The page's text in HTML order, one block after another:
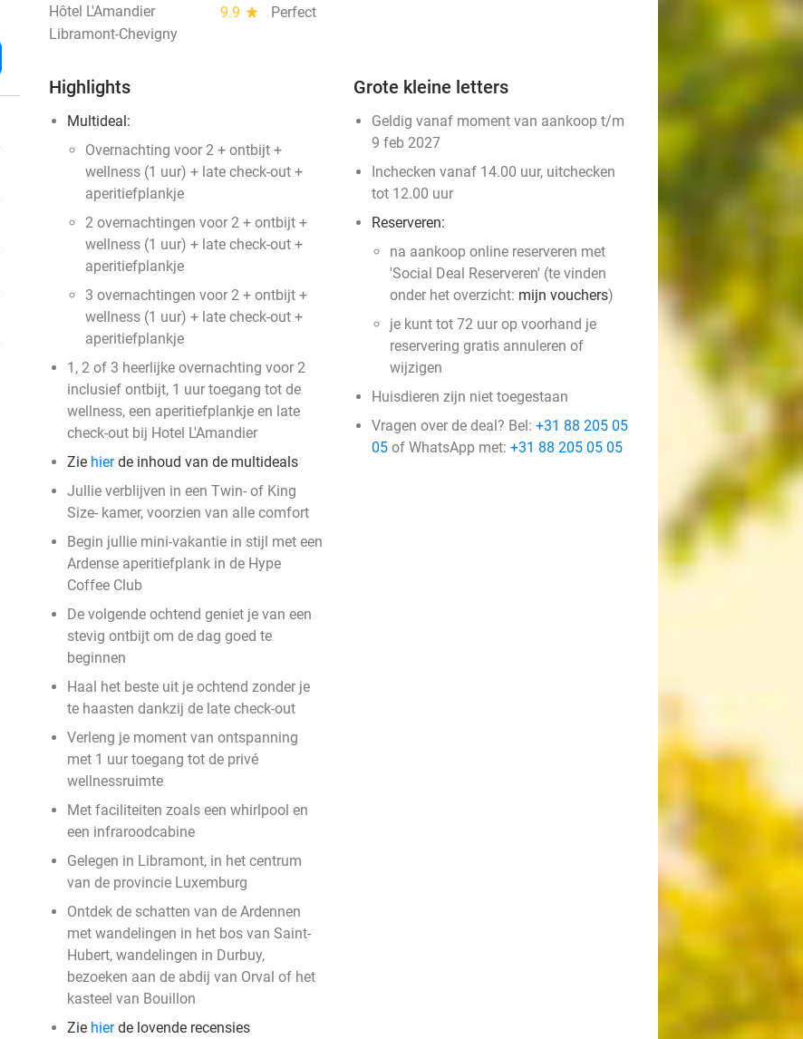
Hôtel L'Amandier 9.9 star
Perfect
Libramont-Chevigny
Highlights
Multideal:
Overnachting voor 2 + ontbijt +
wellness (1 uur) + late check-out +
aperitiefplankje
2 overnachtingen voor 2 + ontbijt +
wellness (1 uur) + late check-out +
aperitiefplankje
3 overnachtingen voor 2 + ontbijt +
wellness (1 uur) + late check-out +
aperitiefplankje
1, 2 of 3 heerlijke overnachting voor 2
inclusief ontbijt, 1 uur toegang tot de
wellness, een aperitiefplankje en late
check-out bij Hotel L'Amandier
Zie hierde inhoud van de multideals
Jullie verblijven in een Twin- of King
Size- kamer, voorzien van alle comfort
Begin jullie mini-vakantie in stijl met een
Ardense aperitiefplank in de Hype
Coffee Club
De volgende ochtend geniet je van een
stevig ontbijt om de dag goed te
beginnen
Haal het beste uit je ochtend zonder je
te haasten dankzij de late check-out
Verleng je moment van ontspanning
met 1 uur toegang tot de privé
wellnessruimte
Met faciliteiten zoals een whirlpool en
een infraroodcabine
Gelegen in Libramont, in het centrum
van de provincie Luxemburg
Ontdek de schatten van de Ardennen
met wandelingen in het bos van Saint-
Hubert, wandelingen in Durbuy,
bezoeken aan de abdij van Orval of het
kasteel van Bouillon
Zie hierde lovende recensies
Grote kleine letters
Geldig vanaf moment van aankoop t/m
9 feb 2027
Inchecken vanaf 14.00 uur, uitchecken
tot 12.00 uur
Reserveren:
na aankoop online reserveren met
'Social Deal Reserveren' (te vinden
onder het overzicht: mijn vouchers)
je kunt tot 72 uur op voorhand je
reservering gratis annuleren of
wijzigen
Huisdieren zijn niet toegestaan
Vragen over de deal? Bel: +31 88 205 05
05 of WhatsApp met: +31 88 205 05 05